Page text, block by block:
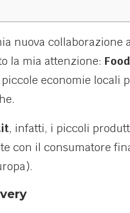
nuova collaborazione
la mia attenzione:
economie locali
, infatti, i piccoli
con il consumatore